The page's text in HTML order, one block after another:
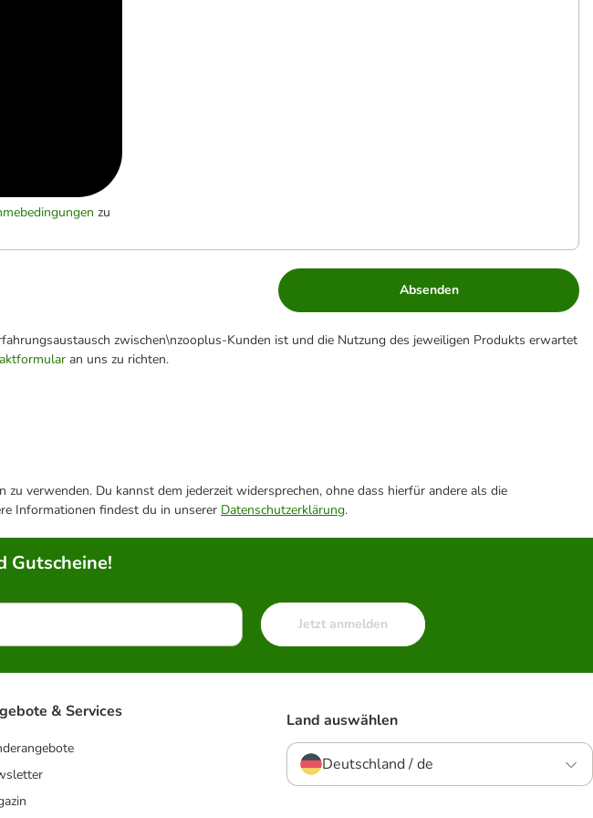
zu
Absenden
zwischen\nzooplus-Kunden ist und die Nutzung des jeweiligen Produkts erwartet
an uns zu richten.
verwenden. Du kannst dem jederzeit widersprechen, ohne dass hierfür andere als die
Informationen findest du in unserer Datenschutzerklärung.
Gutscheine!
Jetzt anmelden
& Services Land auswählen
Deutschland / de